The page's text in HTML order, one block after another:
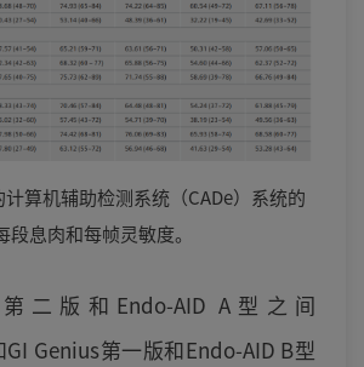
算机辅助检测系统（CADe）系统的
段息肉和每帧灵敏度。
二版和Endo-AID A型之间
GI Genius第一版和Endo-AID B型